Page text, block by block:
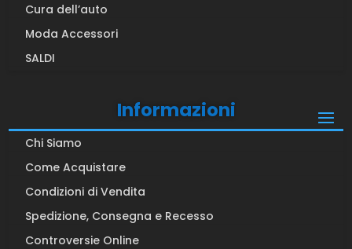
Cura dell’auto
Moda Accessori
SALDI
Informazioni
Chi Siamo
Come Acquistare
Condizioni di Vendita
Spedizione, Consegna e Recesso
Controversie Online